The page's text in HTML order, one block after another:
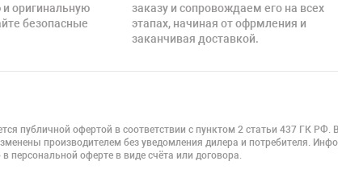
оригинальную
безопасные
заказу и сопровождаем его на всех
этапах, начиная от офрмления и
заканчивая доставкой.
публичной офертой в соответствии с пунктом 2 статьи 437 ГК
производителем без уведомления дилера и потребителя.
персональной оферте в виде счёта или договора.